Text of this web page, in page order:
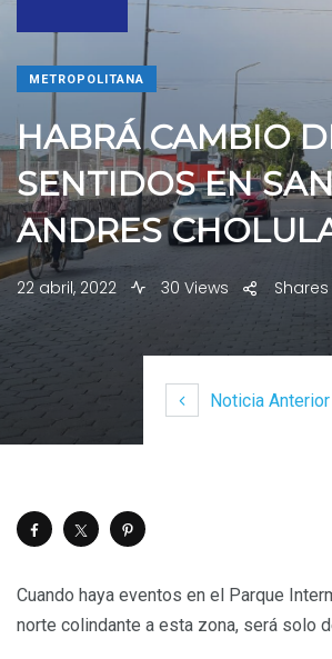
Noticia Anterior
METROPOLITANA
HABRÁ CAMBIO
SENTIDOS EN
ANDRES
22 abril, 2022 30 Views Shares
Cuando haya eventos en el Parque
norte colindante a esta zona, será solo